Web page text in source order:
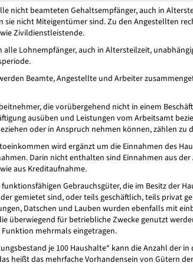
nicht beamteten Gehaltsempfänger, auch in
sie nicht Miteigentümer sind. Zu den Angestellten
Zivildienstleistende.
alle Lohnempfänger, auch in Altersteilzeit,
Beamte, Angestellte und Arbeiter
die vorübergehend nicht in einem
ausüben und Leistungen vom Arbeitsamt
oder in Anspruch nehmen können, zählen zu
wird ergänzt um die Einnahmen des
Darin nicht enthalten sind Einnahmen aus
aus Kreditaufnahme.
Gebrauchsgüter, die im Besitz der
gemietet sind, oder teils geschäftlich, teils privat
Datschen und Lauben wurden ebenfalls mit
überwiegend für betriebliche Zwecke genutzt
mehrmals eingetragen.
je 100 Haushalte“ kann die Anzahl der
heißt das mehrfache Vorhandensein von Gütern